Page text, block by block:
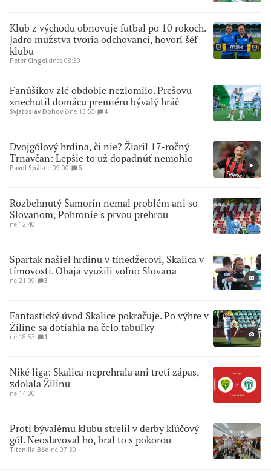
Klub z východu obnovuje futbal po 10 rokoch.
Jadro mužstva tvoria odchovanci, hovorí šéf
klubu
Peter Cingel∙dnes 08:30
Fanúšikov zlé obdobie nezlomilo. Prešovu
znechutil domácu premiéru bývalý hráč
Svjatoslav Dohovič∙ne 13:55∙ 4
Dvojgólový hrdina, či nie? Žiaril 17-ročný
Trnavčan: Lepšie to už dopadnúť nemohlo
Pavol Spál∙ne 09:00∙ 6
Rozbehnutý Šamorín nemal problém ani so
Slovanom, Pohronie s prvou prehrou
ne 12:40
Spartak našiel hrdinu v tínedžerovi, Skalica v
tímovosti. Obaja využili voľno Slovana
ne 21:09∙ 3
Fantastický úvod Skalice pokračuje. Po výhre v
Žiline sa dotiahla na čelo tabuľky
ne 18:53∙ 1
Niké liga: Skalica neprehrala ani tretí zápas,
zdolala Žilinu
ne 14:00
Proti bývalému klubu strelil v derby kľúčový
gól. Neoslavoval ho, bral to s pokorou
Titanilla Bőd∙ne 07:30